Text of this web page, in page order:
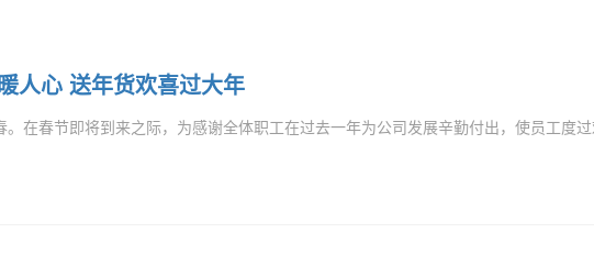
人心 送年货欢喜过大年
在春节即将到来之际，为感谢全体职工在过去一年为公司发展辛勤付出，使员工度